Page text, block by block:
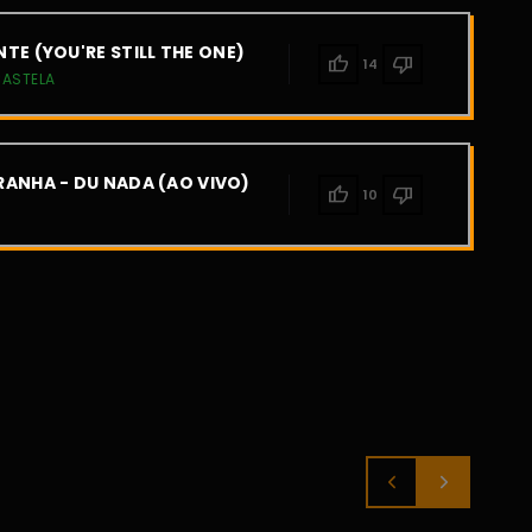
(YOU'RE STILL THE ONE) thumb_up 14 thumb_down
- DU NADA (AO VIVO) thumb_up 10 thumb_down